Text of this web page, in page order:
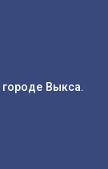
городе Выкса.